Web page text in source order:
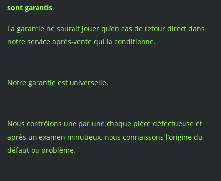
sont garantis.
La garantie ne saurait jouer qu’en cas de retour direct dans
notre service après-vente qui la conditionne.
Notre garantie est universelle.
Nous contrôlons une par une chaque pièce défectueuse et
après un examen minutieux, nous connaissons l’origine du
défaut ou problème.